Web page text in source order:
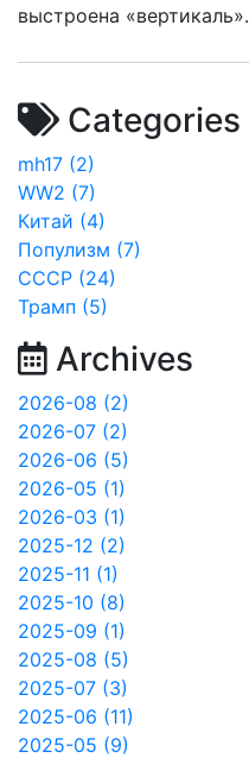
выстроена «вертикаль».
Categories
mh17 (2)
WW2 (7)
Китай (4)
Популизм (7)
СССР (24)
Трамп (5)
Archives
2026-08 (2)
2026-07 (2)
2026-06 (5)
2026-05 (1)
2026-03 (1)
2025-12 (2)
2025-11 (1)
2025-10 (8)
2025-09 (1)
2025-08 (5)
2025-07 (3)
2025-06 (11)
2025-05 (9)